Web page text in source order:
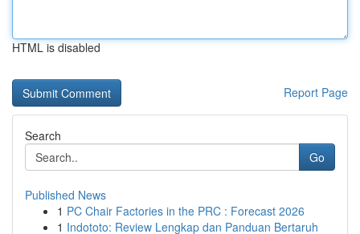
HTML is disabled
Report Page
Search
Go
Published News
1 PC Chair Factories in the PRC : Forecast 2026
1 Indototo: Review Lengkap dan Panduan Bertaruh